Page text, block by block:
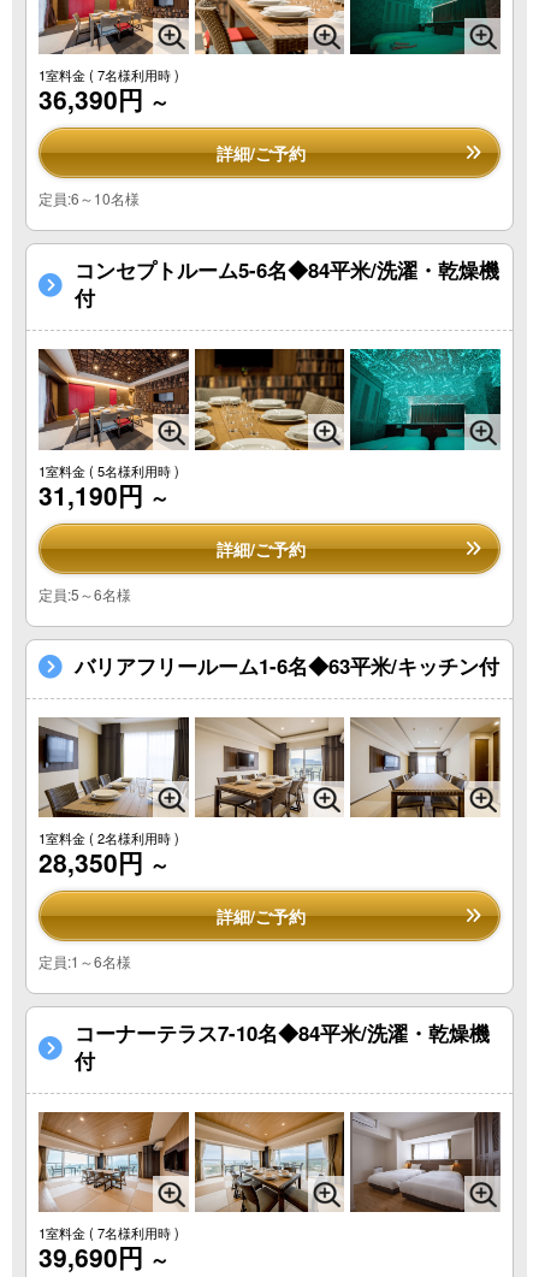
1室料金( 7名様利用時 )
36,390円 ～
詳細/ご予約
定員:6～10名様
コンセプトルーム5-6名◆84平米/洗濯・乾燥機
付
1室料金( 5名様利用時 )
31,190円 ～
詳細/ご予約
定員:5～6名様
バリアフリールーム1-6名◆63平米/キッチン付
1室料金( 2名様利用時 )
28,350円 ～
詳細/ご予約
定員:1～6名様
コーナーテラス7-10名◆84平米/洗濯・乾燥機
付
1室料金( 7名様利用時 )
39,690円 ～